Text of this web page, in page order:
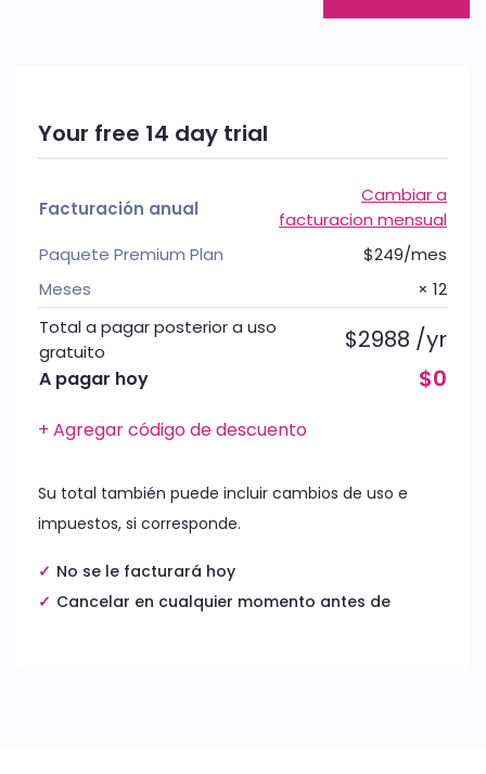
Your free 14 day trial
Facturación anual
Cambiar a
facturacion mensual
Paquete Premium Plan
$249/mes
Meses
× 12
Total a pagar posterior a uso
gratuito
$2988 /yr
A pagar hoy $0
+ Agregar código de descuento
Su total también puede incluir cambios de uso e
impuestos, si corresponde.
No se le facturará hoy
Cancelar en cualquier momento antes de